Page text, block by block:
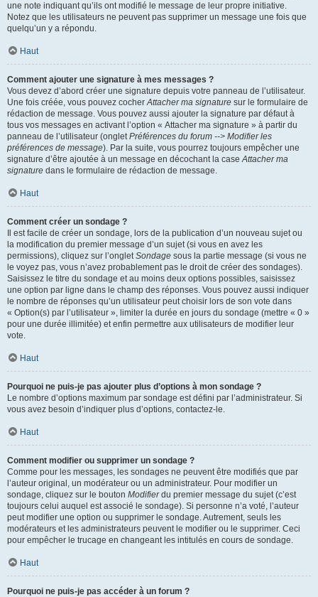
une note indiquant qu’ils ont modifié le message de leur propre initiative.
Notez que les utilisateurs ne peuvent pas supprimer un message une fois que
quelqu’un y a répondu.
Haut
Comment ajouter une signature à mes messages ?
Vous devez d’abord créer une signature depuis votre panneau de l’utilisateur.
Une fois créée, vous pouvez cocherAttacher ma signature sur le formulaire de
rédaction de message. Vous pouvez aussi ajouter la signature par défaut à
tous vos messages en activant l’option « Attacher ma signature » à partir du
panneau de l’utilisateur (ongletPréférences du forum --> Modifier les
préférences de message). Par la suite, vous pourrez toujours empêcher une
signature d’être ajoutée à un message en décochant la caseAttacher ma
signature dans le formulaire de rédaction de message.
Haut
Comment créer un sondage ?
Il est facile de créer un sondage, lors de la publication d’un nouveau sujet ou
la modification du premier message d’un sujet (si vous en avez les
permissions), cliquez sur l’ongletSondage sous la partie message (si vous ne
le voyez pas, vous n’avez probablement pas le droit de créer des sondages).
Saisissez le titre du sondage et au moins deux options possibles, saisissez
une option par ligne dans le champ des réponses. Vous pouvez aussi indiquer
le nombre de réponses qu’un utilisateur peut choisir lors de son vote dans
« Option(s) par l’utilisateur », limiter la durée en jours du sondage (mettre « 0 »
pour une durée illimitée) et enfin permettre aux utilisateurs de modifier leur
vote.
Haut
Pourquoi ne puis-je pas ajouter plus d’options à mon sondage ?
Le nombre d’options maximum par sondage est défini par l’administrateur. Si
vous avez besoin d’indiquer plus d’options, contactez-le.
Haut
Comment modifier ou supprimer un sondage ?
Comme pour les messages, les sondages ne peuvent être modifiés que par
l’auteur original, un modérateur ou un administrateur. Pour modifier un
sondage, cliquez sur le bouton Modifierdu premier message du sujet (c’est
toujours celui auquel est associé le sondage). Si personne n’a voté, l’auteur
peut modifier une option ou supprimer le sondage. Autrement, seuls les
modérateurs et les administrateurs peuvent le modifier ou le supprimer. Ceci
pour empêcher le trucage en changeant les intitulés en cours de sondage.
Haut
Pourquoi ne puis-je pas accéder à un forum ?